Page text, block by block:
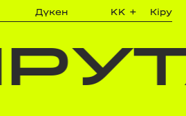
Дүкен KK + Кіру